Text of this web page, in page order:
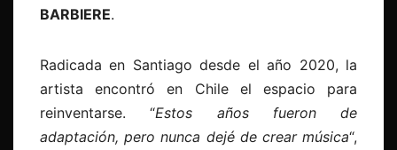
BARBIERE.
Radicada en Santiago desde el año 2020, la
artista encontró en Chile el espacio para
reinventarse. “Estos años fueron de
adaptación, pero nunca dejé de crear música“,